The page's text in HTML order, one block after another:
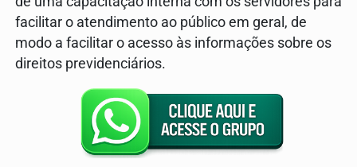
facilitar o atendimento ao público em geral, de
modo a facilitar o acesso às informações sobre os
direitos previdenciários.